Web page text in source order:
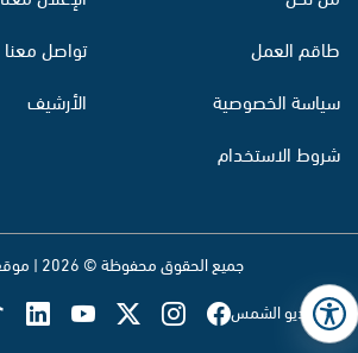
طاقم العمل
سياسة الخصوصية
شروط الاستخدام
تواصل معنا
الأرشيف
جميع الحقوق محفوظة © 2026 | موقع الشمس
تابع راديو الشمس